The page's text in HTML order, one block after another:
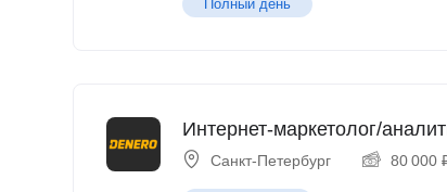
Полный день
Интернет-маркетолог/
Санкт-Петербург 80 000